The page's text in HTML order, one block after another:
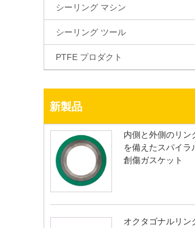
シーリング マシン
シーリング ツール
PTFE プロダクト
新製品
内側と外側のリン
を備えたスパイラ
創傷ガスケット
オクタゴナルリン